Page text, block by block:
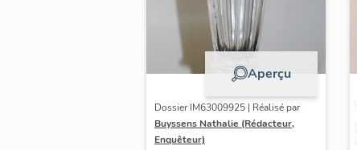
Aperçu
Dossier IM63009925 | Réalisé par
Buyssens Nathalie (Rédacteur,
Enquêteur)